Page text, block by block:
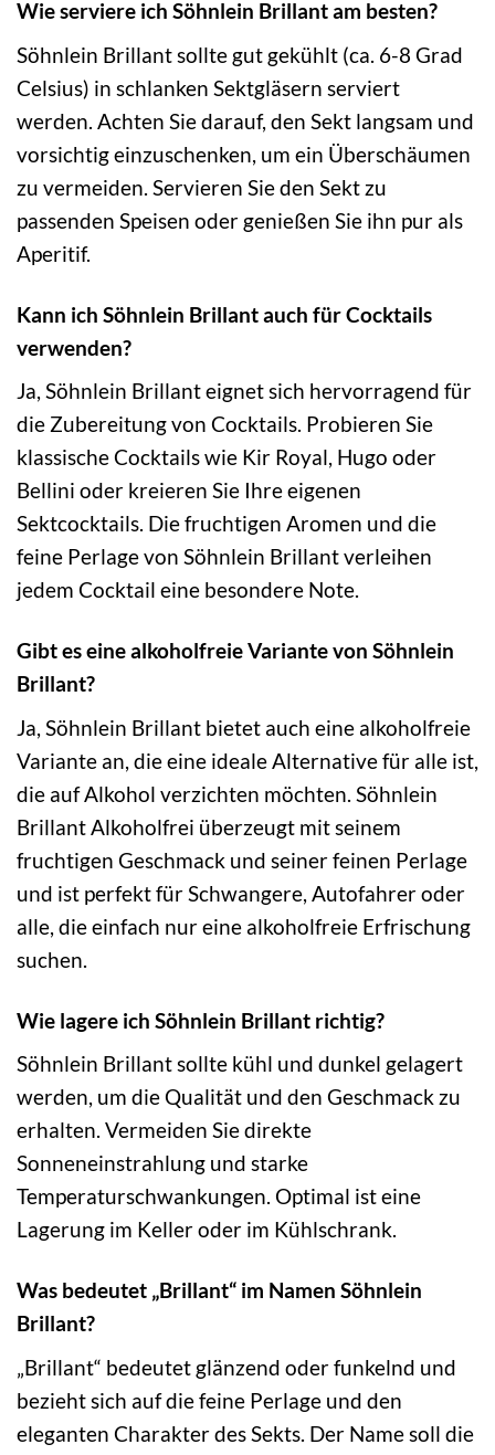
Wie serviere ich Söhnlein Brillant am besten?
Söhnlein Brillant sollte gut gekühlt (ca. 6-8 Grad
Celsius) in schlanken Sektgläsern serviert
werden. Achten Sie darauf, den Sekt langsam und
vorsichtig einzuschenken, um ein Überschäumen
zu vermeiden. Servieren Sie den Sekt zu
passenden Speisen oder genießen Sie ihn pur als
Aperitif.
Kann ich Söhnlein Brillant auch für Cocktails
verwenden?
Ja, Söhnlein Brillant eignet sich hervorragend für
die Zubereitung von Cocktails. Probieren Sie
klassische Cocktails wie Kir Royal, Hugo oder
Bellini oder kreieren Sie Ihre eigenen
Sektcocktails. Die fruchtigen Aromen und die
feine Perlage von Söhnlein Brillant verleihen
jedem Cocktail eine besondere Note.
Gibt es eine alkoholfreie Variante von Söhnlein
Brillant?
Ja, Söhnlein Brillant bietet auch eine alkoholfreie
Variante an, die eine ideale Alternative für alle ist,
die auf Alkohol verzichten möchten. Söhnlein
Brillant Alkoholfrei überzeugt mit seinem
fruchtigen Geschmack und seiner feinen Perlage
und ist perfekt für Schwangere, Autofahrer oder
alle, die einfach nur eine alkoholfreie Erfrischung
suchen.
Wie lagere ich Söhnlein Brillant richtig?
Söhnlein Brillant sollte kühl und dunkel gelagert
werden, um die Qualität und den Geschmack zu
erhalten. Vermeiden Sie direkte
Sonneneinstrahlung und starke
Temperaturschwankungen. Optimal ist eine
Lagerung im Keller oder im Kühlschrank.
Was bedeutet „Brillant“ im Namen Söhnlein
Brillant?
„Brillant“ bedeutet glänzend oder funkelnd und
bezieht sich auf die feine Perlage und den
eleganten Charakter des Sekts. Der Name soll die